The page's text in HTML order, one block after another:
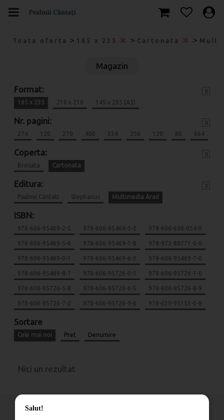
Toata oferta > 165 x 235 > Cartonata >
Magazin
Format:
165 x 235 210 x 210 145 x 205 (A5)
Nr. pagini:
274 120 270 400 334 256 120 80 664
Coperta:
Brosata Cartonata
Editura:
Psalmii Cantati Stephanus Multimedia Arad
ISBN:
978-606-95469-2-5 978-606-95469-3-2 978-606-698-054-8
978-606-95469-5-6 978-606-95469-1-8 978-973-88771-6-0
978-606-95469-0-1 978-606-95469-6-3 978-606-95469-7-0
978-606-95469-8-7 978-606-95726-0-3 978-606-95726-1-0
978-606-95726-5-8 978-606-95726-6-5 978-606-95726-8-9
978-606-95726-7-2 978-606-95726-9-6 978-630-95153-0-8
Sortare
Cele mai noi Pret Denumire
Nici un rezultat
Salut!